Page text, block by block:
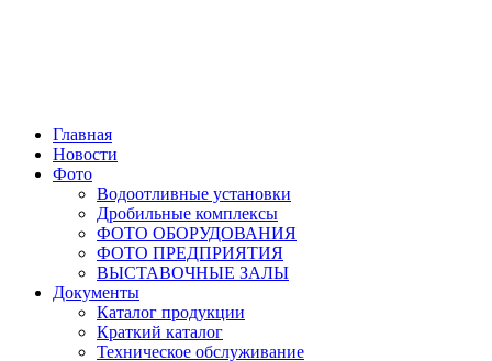
Главная
Новости
Фото
Водоотливные установки
Дробильные комплексы
ФОТО ОБОРУДОВАНИЯ
ФОТО ПРЕДПРИЯТИЯ
ВЫСТАВОЧНЫЕ ЗАЛЫ
Документы
Каталог продукции
Краткий каталог
Техническое обслуживание